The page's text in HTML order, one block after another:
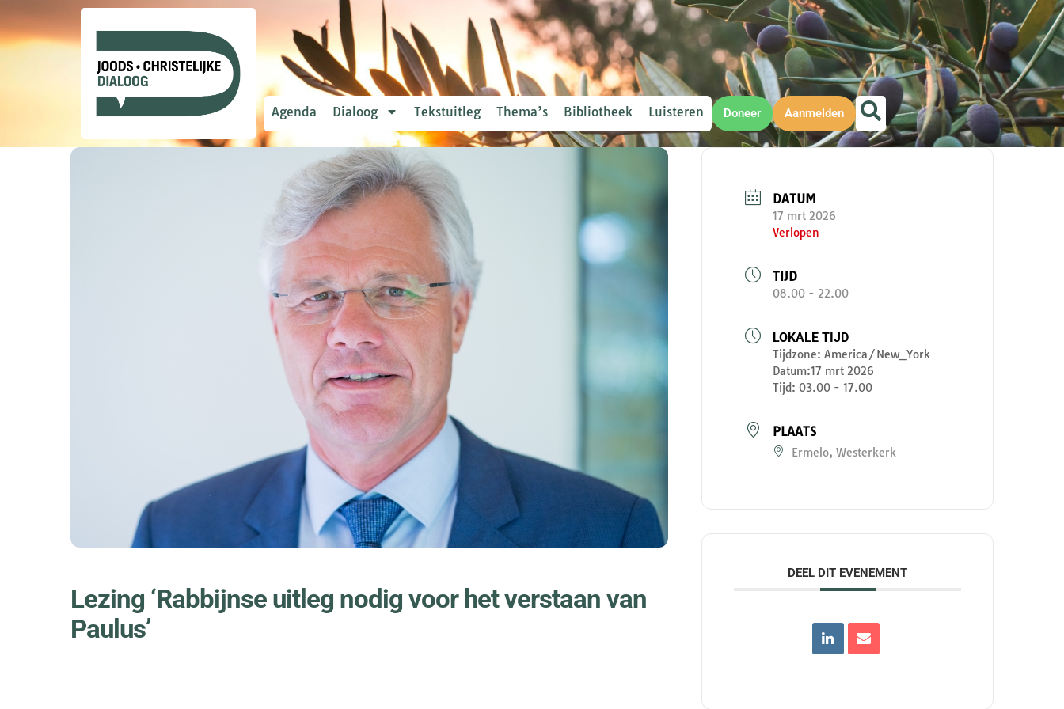
Agenda Dialoog Tekstuitleg Thema’s Bibliotheek Luisteren Doneer Aanmelden
Lezing ‘Rabbijnse uitleg nodig voor het verstaan van
Paulus’
DATUM
17 mrt 2026
Verlopen
TIJD
08.00 - 22.00
LOKALE TIJD
Tijdzone:America/New_York
Datum:17 mrt 2026
Tijd:03.00 - 17.00
PLAATS
Ermelo, Westerkerk
DEEL DIT EVENEMENT